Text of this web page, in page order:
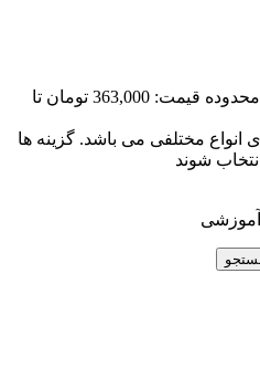
محدوده قیمت: 363,000 تومان تا
انواع مختلفی می باشد. گزینه ها
شوند